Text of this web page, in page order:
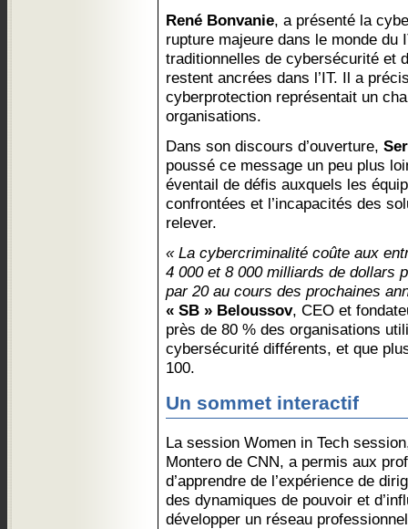
René Bonvanie, a présenté la
rupture majeure dans le monde du
traditionnelles de cybersécurité et
restent ancrées dans l’IT. Il a
cyberprotection représentait un
organisations.
Dans son discours d’ouverture,
poussé ce message un peu plus
éventail de défis auxquels les
confrontées et l’incapacités des
relever.
« La cybercriminalité coûte aux
4 000 et 8 000 milliards de dollars
par 20 au cours des prochaines
« SB » Beloussov, CEO et
près de 80 % des organisations
cybersécurité différents, et que
100.
Un sommet interactif
La session Women in Tech
Montero de CNN, a permis aux
d’apprendre de l’expérience de
des dynamiques de pouvoir et
développer un réseau